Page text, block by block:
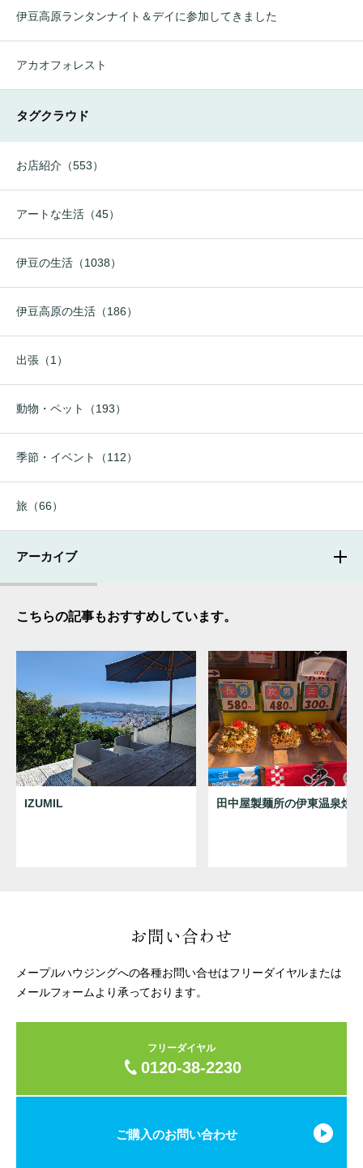
伊豆高原ランタンナイト＆デイに参加してきました
アカオフォレスト
タグクラウド
お店紹介（553）
アートな生活（45）
伊豆の生活（1038）
伊豆高原の生活（186）
出張（1）
動物・ペット（193）
季節・イベント（112）
旅（66）
アーカイブ
こちらの記事もおすすめしています。
IZUMIL 田中屋製麺所の伊東温泉焼
お問い合わせ
メープルハウジングへの各種お問い合せはフリーダイヤルまたは
メールフォームより承っております。
フリーダイヤル
0120-38-2230
ご購入のお問い合わせ